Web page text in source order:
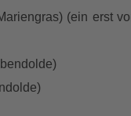
(ein erst